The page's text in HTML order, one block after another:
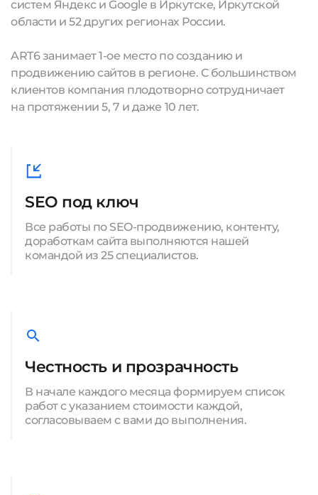
систем Яндекс и Google в Иркутске, Иркутской
области и 52 других регионах России.
ART6 занимает 1-ое место по созданию и
продвижению сайтов в регионе. С большинством
клиентов компания плодотворно сотрудничает
на протяжении 5, 7 и даже 10 лет.
SEO под ключ
Все работы по SEO-продвижению, контенту,
доработкам сайта выполняются нашей
командой из 25 специалистов.
Честность и прозрачность
В начале каждого месяца формируем список
работ с указанием стоимости каждой,
согласовываем с вами до выполнения.